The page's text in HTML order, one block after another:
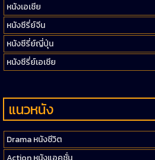
หนังเอเชีย
หนังซีรี่ย์จีน
หนังซีรี่ย์ญี่ปุ่น
หนังซีรี่ย์เอเชีย
แนวหนัง
Drama หนังชีวิต